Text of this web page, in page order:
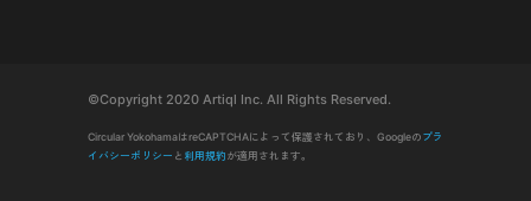
©Copyright 2020 Artiql Inc. All Rights Reserved.
Circular YokohamaはreCAPTCHAによって保護されており、Googleのプラ
イバシーポリシー と 利用規約が適用されます。